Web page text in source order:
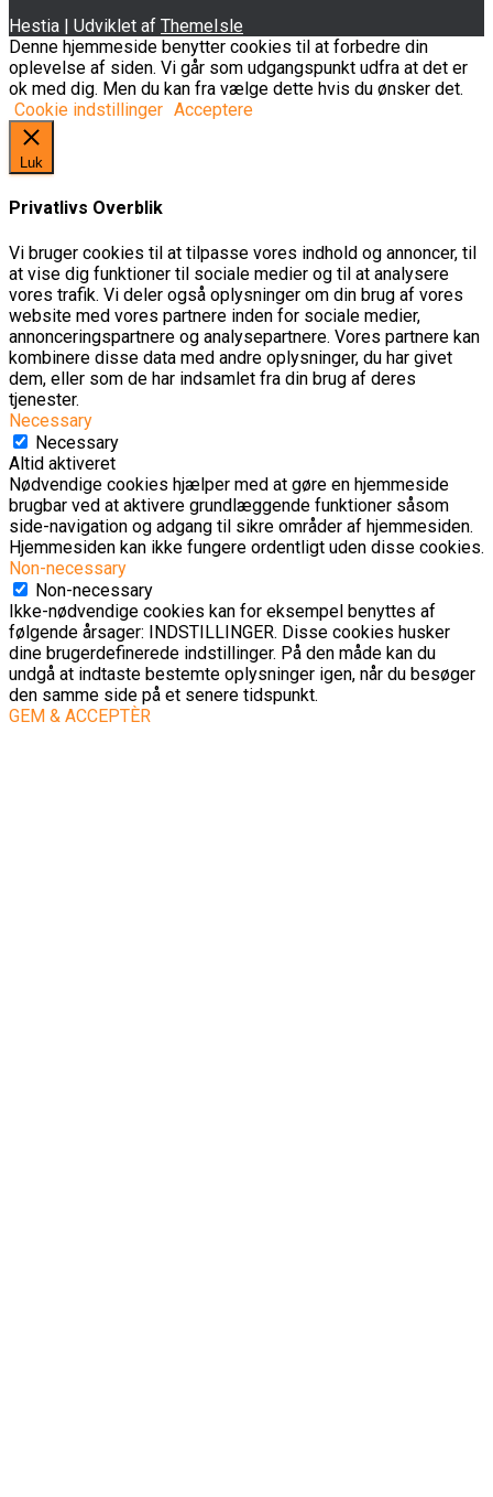
Hestia | Udviklet af ThemeIsle
Denne hjemmeside benytter cookies til at forbedre din
oplevelse af siden. Vi går som udgangspunkt udfra at det er
ok med dig. Men du kan fra vælge dette hvis du ønsker det.
Cookie indstillinger Acceptere
Luk
Privatlivs Overblik
Vi bruger cookies til at tilpasse vores indhold og annoncer, til
at vise dig funktioner til sociale medier og til at analysere
vores trafik. Vi deler også oplysninger om din brug af vores
website med vores partnere inden for sociale medier,
annonceringspartnere og analysepartnere. Vores partnere kan
kombinere disse data med andre oplysninger, du har givet
dem, eller som de har indsamlet fra din brug af deres
tjenester.
Necessary
Necessary
Altid aktiveret
Nødvendige cookies hjælper med at gøre en hjemmeside
brugbar ved at aktivere grundlæggende funktioner såsom
side-navigation og adgang til sikre områder af hjemmesiden.
Hjemmesiden kan ikke fungere ordentligt uden disse cookies.
Non-necessary
Non-necessary
Ikke-nødvendige cookies kan for eksempel benyttes af
følgende årsager: INDSTILLINGER. Disse cookies husker
dine brugerdefinerede indstillinger. På den måde kan du
undgå at indtaste bestemte oplysninger igen, når du besøger
den samme side på et senere tidspunkt.
GEM & ACCEPTÈR